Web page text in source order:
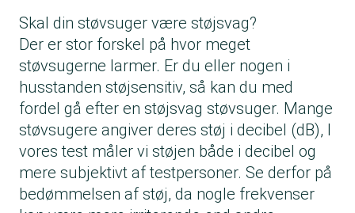
Skal din støvsuger være støjsvag?
Der er stor forskel på hvor meget
støvsugerne larmer. Er du eller nogen i
husstanden støjsensitiv, så kan du med
fordel gå efter en støjsvag støvsuger. Mange
støvsugere angiver deres støj i decibel (dB), I
vores test måler vi støjen både i decibel og
mere subjektivt af testpersoner. Se derfor på
bedømmelsen af støj, da nogle frekvenser